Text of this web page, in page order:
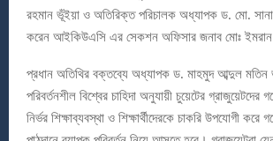
রহমান ভূঁইয়া ও অতিরিক্ত পরিচালক অধ্যাপক ড. মো.
করেন আইকিউএসি এর সেকশন অফিসার জনাব মোঃ
প্রধান অতিথির বক্তব্যে অধ্যাপক ড. মাহমুদ আব্দুল
পরিবর্তনশীল বিশ্বের চাহিদা অনুযায়ী চুয়েটের
নির্ভর শিক্ষাব্যবস্থা ও শিক্ষার্থীদেরকে চাকরি উপযোগী